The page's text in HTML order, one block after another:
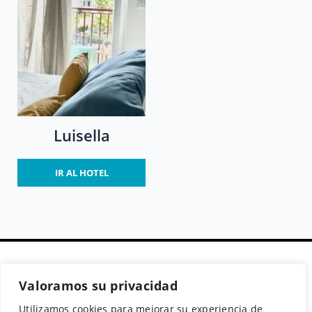
Valoramos su privacidad
Utilizamos cookies para mejorar su experiencia de
Luisella
IR AL HOTEL
Secciones Políticas